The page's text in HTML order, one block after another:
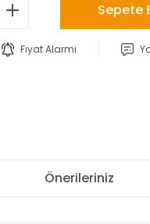
Sepete
Fiyat Alarmı
Önerileriniz